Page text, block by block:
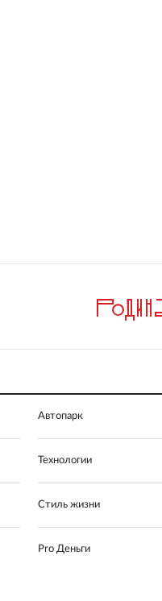
Автопарк
Технологии
Стиль жизни
Pro Деньги